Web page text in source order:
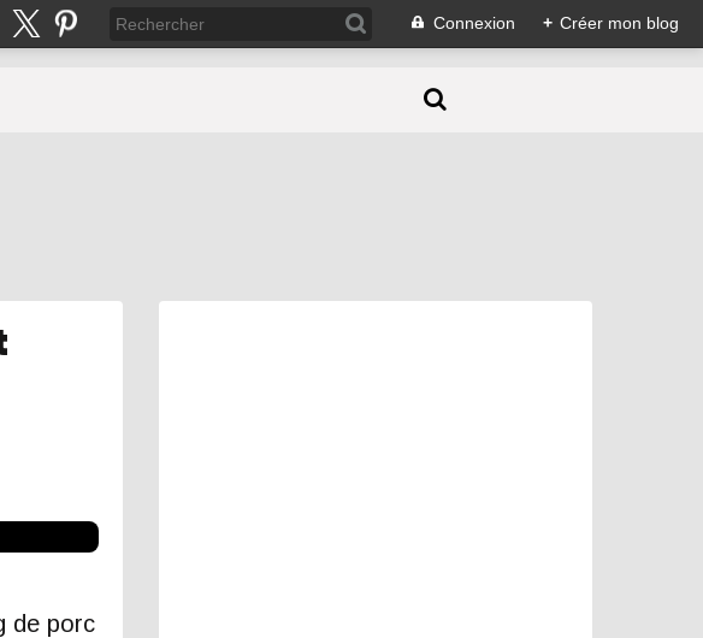
Connexion + Créer mon blog
de porc